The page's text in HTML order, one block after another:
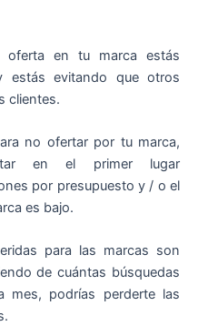
oferta en tu marca estás
estás evitando que otros
clientes.
no ofertar por tu marca,
en el primer lugar
por presupuesto y / o el
es bajo.
para las marcas son
de cuántas búsquedas
mes, podrías perderte las